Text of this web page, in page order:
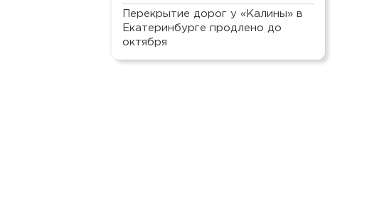
Перекрытие дорог у «Калины» в
Екатеринбурге продлено до
октября